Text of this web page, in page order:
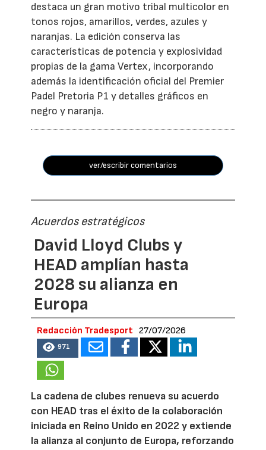
destaca un gran motivo tribal multicolor en
tonos rojos, amarillos, verdes, azules y
naranjas. La edición conserva las
características de potencia y explosividad
propias de la gama Vertex, incorporando
además la identificación oficial del Premier
Padel Pretoria P1 y detalles gráficos en
negro y naranja.
ver/escribir comentarios
Acuerdos estratégicos
David Lloyd Clubs y
HEAD amplían hasta
2028 su alianza en
Europa
Redacción Tradesport 27/07/2026
971
La cadena de clubes renueva su acuerdo
con HEAD tras el éxito de la colaboración
iniciada en Reino Unido en 2022 y extiende
la alianza al conjunto de Europa, reforzando